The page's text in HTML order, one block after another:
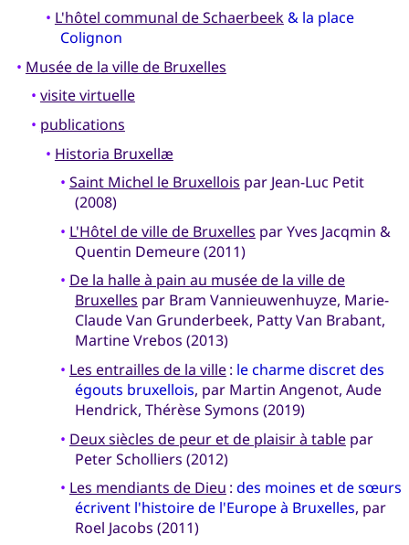
• L'hôtel communal de Schaerbeek& la place
Colignon
• Musée de la ville de Bruxelles
• visite virtuelle
• publications
• Historia Bruxellæ
• Saint Michel le Bruxellois par Jean-Luc Petit
(2008)
• L'Hôtel de ville de Bruxelles par Yves Jacqmin &
Quentin Demeure (2011)
• De la halle à pain au musée de la ville de
Bruxelles par Bram Vannieuwenhuyze, Marie-
Claude Van Grunderbeek, Patty Van Brabant,
Martine Vrebos (2013)
• Les entrailles de la ville: le charme discret des
égouts bruxellois, par Martin Angenot, Aude
Hendrick, Thérèse Symons (2019)
• Deux siècles de peur et de plaisir à tablepar
Peter Scholliers (2012)
• Les mendiants de Dieu : des moines et de sœurs
écrivent l'histoire de l'Europe à Bruxelles, par
Roel Jacobs (2011)